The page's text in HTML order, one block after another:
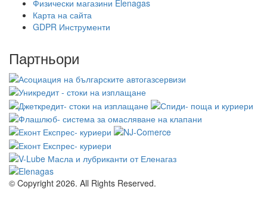
Физически магазини Elenagas
Карта на сайта
GDPR Инструменти
Партньори
© Copyright 2026. All Rights Reserved.